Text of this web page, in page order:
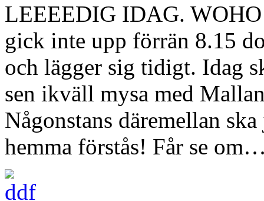
LEEEEDIG IDAG.
gick inte upp förrän 8.15
och lägger sig tidigt. Idag
sen ikväll mysa med
Någonstans däremellan
hemma förstås! Får se